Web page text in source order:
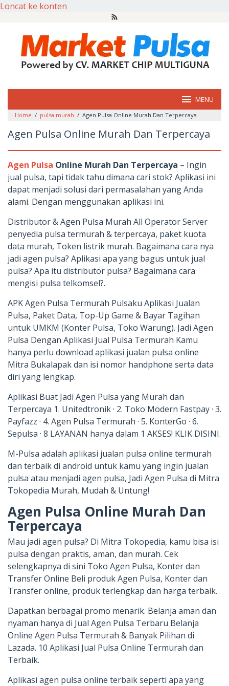
Loncat ke konten
MENU
Home / pulsa murah / Agen Pulsa Online Murah Dan Terpercaya
Agen Pulsa Online Murah Dan Terpercaya
Agen Pulsa Online Murah Dan Terpercaya – Ingin
jual pulsa, tapi tidak tahu dimana cari stok? Aplikasi ini
dapat menjadi solusi dari permasalahan yang Anda
alami. Dengan menggunakan aplikasi ini.
Distributor & Agen Pulsa Murah All Operator Server
penyedia pulsa termurah & terpercaya, paket kuota
data murah, Token listrik murah. Bagaimana cara nya
jadi agen pulsa? Aplikasi apa yang bagus untuk jual
pulsa? Apa itu distributor pulsa? Bagaimana cara
mengisi pulsa telkomsel?.
APK Agen Pulsa Termurah Pulsaku Aplikasi Jualan
Pulsa, Paket Data, Top-Up Game & Bayar Tagihan
untuk UMKM (Konter Pulsa, Toko Warung). Jadi Agen
Pulsa Dengan Aplikasi Jual Pulsa Termurah Kamu
hanya perlu download aplikasi jualan pulsa online
Mitra Bukalapak dan isi nomor handphone serta data
diri yang lengkap.
Aplikasi Buat Jadi Agen Pulsa yang Murah dan
Terpercaya 1. Unitedtronik · 2. Toko Modern Fastpay · 3.
Payfazz · 4. Agen Pulsa Termurah · 5. KonterGo · 6.
Sepulsa · 8 LAYANAN hanya dalam 1 AKSES! KLIK DISINI.
M-Pulsa adalah aplikasi jualan pulsa online termurah
dan terbaik di android untuk kamu yang ingin jualan
pulsa atau menjadi agen pulsa, Jadi Agen Pulsa di Mitra
Tokopedia Murah, Mudah & Untung!
Agen Pulsa Online Murah Dan
Terpercaya
Mau jadi agen pulsa? Di Mitra Tokopedia, kamu bisa isi
pulsa dengan praktis, aman, dan murah. Cek
selengkapnya di sini Toko Agen Pulsa, Konter dan
Transfer Online Beli produk Agen Pulsa, Konter dan
Transfer online, produk terlengkap dan harga terbaik.
Dapatkan berbagai promo menarik. Belanja aman dan
nyaman hanya di Jual Agen Pulsa Terbaru Belanja
Online Agen Pulsa Termurah & Banyak Pilihan di
Lazada. 10 Aplikasi Jual Pulsa Online Termurah dan
Terbaik.
Aplikasi agen pulsa online terbaik seperti apa yang